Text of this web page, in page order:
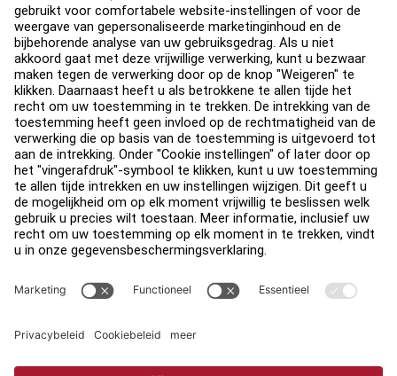
Over
Vind een distributeur
Zoek een Winkel
Legaal
Toegankelijkheid
Carrière
Aanmelden bij Facility Connect